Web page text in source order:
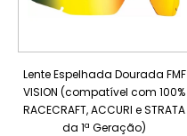
Lente Espelhada Dourada FMF
VISION (compatível com 100%
RACECRAFT, ACCURI e STRATA
da 1ª Geração)